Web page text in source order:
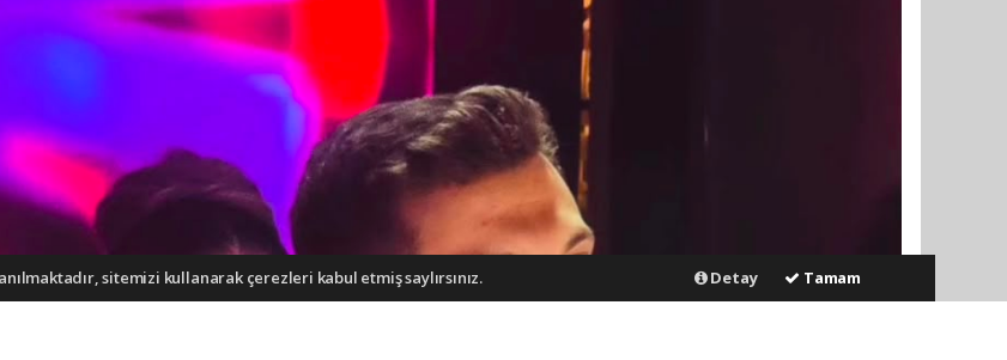
sitemizi kullanarak çerezleri kabul etmiş saylırsınız. Detay Tamam